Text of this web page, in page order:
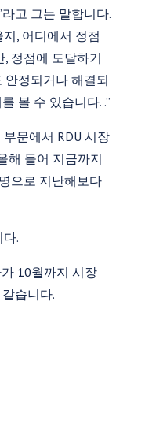
고 그는 말합니다.
, 어디에서 정점
정점에 도달하기
안정되거나 해결되
볼 수 있습니다. .”
문에서 RDU 시장
해 들어 지금까지
으로 지난해보다
.
10월까지 시장
습니다.